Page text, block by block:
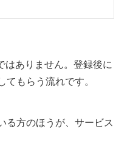
はありません。登録後に
もらう流れです。
る方のほうが、サービス